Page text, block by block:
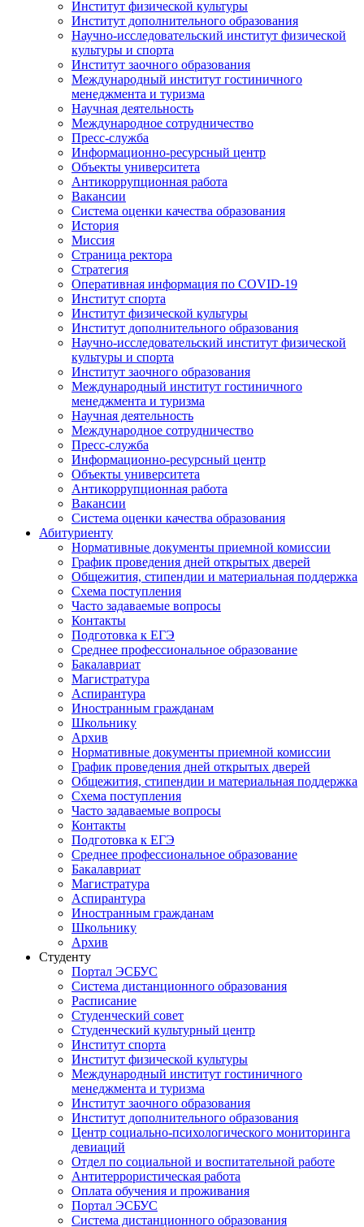
Институт физической культуры
Институт дополнительного образования
Научно-исследовательский институт физической
культуры и спорта
Институт заочного образования
Международный институт гостиничного
менеджмента и туризма
Научная деятельность
Международное сотрудничество
Пресс-служба
Информационно-ресурсный центр
Объекты университета
Антикоррупционная работа
Вакансии
Система оценки качества образования
История
Миссия
Страница ректора
Стратегия
Оперативная информация по COVID-19
Институт спорта
Институт физической культуры
Институт дополнительного образования
Научно-исследовательский институт физической
культуры и спорта
Институт заочного образования
Международный институт гостиничного
менеджмента и туризма
Научная деятельность
Международное сотрудничество
Пресс-служба
Информационно-ресурсный центр
Объекты университета
Антикоррупционная работа
Вакансии
Система оценки качества образования
Абитуриенту
Нормативные документы приемной комиссии
График проведения дней открытых дверей
Общежития, стипендии и материальная поддержка
Схема поступления
Часто задаваемые вопросы
Контакты
Подготовка к ЕГЭ
Среднее профессиональное образование
Бакалавриат
Магистратура
Аспирантура
Иностранным гражданам
Школьнику
Архив
Нормативные документы приемной комиссии
График проведения дней открытых дверей
Общежития, стипендии и материальная поддержка
Схема поступления
Часто задаваемые вопросы
Контакты
Подготовка к ЕГЭ
Среднее профессиональное образование
Бакалавриат
Магистратура
Аспирантура
Иностранным гражданам
Школьнику
Архив
Студенту
Портал ЭСБУС
Система дистанционного образования
Расписание
Студенческий совет
Студенческий культурный центр
Институт спорта
Институт физической культуры
Международный институт гостиничного
менеджмента и туризма
Институт заочного образования
Институт дополнительного образования
Центр социально-психологического мониторинга
девиаций
Отдел по социальной и воспитательной работе
Антитеррористическая работа
Оплата обучения и проживания
Портал ЭСБУС
Система дистанционного образования